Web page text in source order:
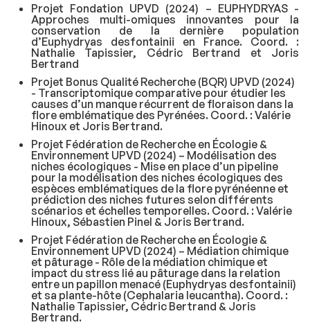
Projet Fondation UPVD (2024) – EUPHYDRYAS -
Approches multi-omiques innovantes pour la
conservation de la dernière population
d’Euphydryas desfontainii en France. Coord. :
Nathalie Tapissier, Cédric Bertrand et Joris
Bertrand
Projet Bonus Qualité Recherche (BQR) UPVD (2024)
- Transcriptomique comparative pour étudier les
causes d’un manque récurrent de floraison dans la
flore emblématique des Pyrénées. Coord. : Valérie
Hinoux et Joris Bertrand.
Projet Fédération de Recherche en Écologie &
Environnement UPVD (2024) – Modélisation des
niches écologiques - Mise en place d’un pipeline
pour la modélisation des niches écologiques des
espèces emblématiques de la flore pyrénéenne et
prédiction des niches futures selon différents
scénarios et échelles temporelles. Coord. : Valérie
Hinoux, Sébastien Pinel & Joris Bertrand.
Projet Fédération de Recherche en Écologie &
Environnement UPVD (2024) – Médiation chimique
et pâturage - Rôle de la médiation chimique et
impact du stress lié au pâturage dans la relation
entre un papillon menacé (Euphydryas desfontainii)
et sa plante-hôte (Cephalaria leucantha). Coord. :
Nathalie Tapissier, Cédric Bertrand & Joris
Bertrand.